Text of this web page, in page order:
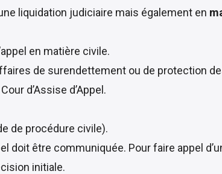
liquidation judiciaire mais également en
en matière civile.
de surendettement ou de protection
d’Assise d’Appel.
de procédure civile).
doit être communiquée. Pour faire appel
initiale.